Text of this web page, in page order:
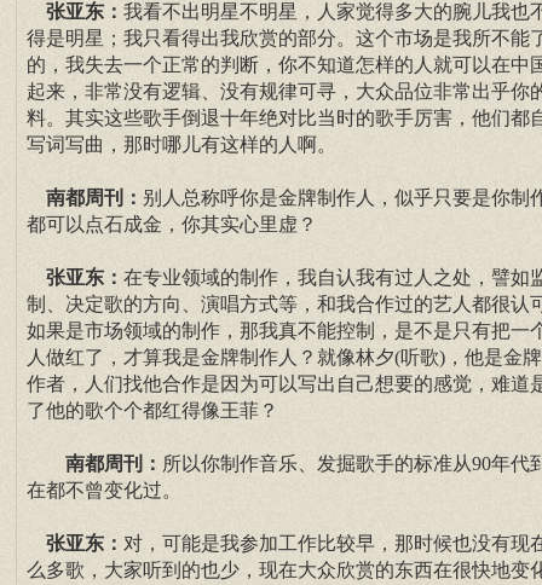
张亚东： 我看不出明星不明星，人家觉得多大的腕儿我也
得是明星；我只看得出我欣赏的部分。这个市场是我所不能
的，我失去一个正常的判断，你不知道怎样的人就可以在中
起来，非常没有逻辑、没有规律可寻，大众品位非常出乎你
料。其实这些歌手倒退十年绝对比当时的歌手厉害，他们都
写词写曲，那时哪儿有这样的人啊。
南都周刊： 别人总称呼你是金牌制作人，似乎只要是你制
都可以点石成金，你其实心里虚？
张亚东： 在专业领域的制作，我自认我有过人之处，譬如
制、决定歌的方向、演唱方式等，和我合作过的艺人都很认
如果是市场领域的制作，那我真不能控制，是不是只有把一
人做红了，才算我是金牌制作人？就像林夕(听歌)，他是金
作者，人们找他合作是因为可以写出自己想要的感觉，难道
了他的歌个个都红得像王菲？
南都周刊： 所以你制作音乐、发掘歌手的标准从90年代
在都不曾变化过。
张亚东： 对，可能是我参加工作比较早，那时候也没有现
么多歌，大家听到的也少，现在大众欣赏的东西在很快地变